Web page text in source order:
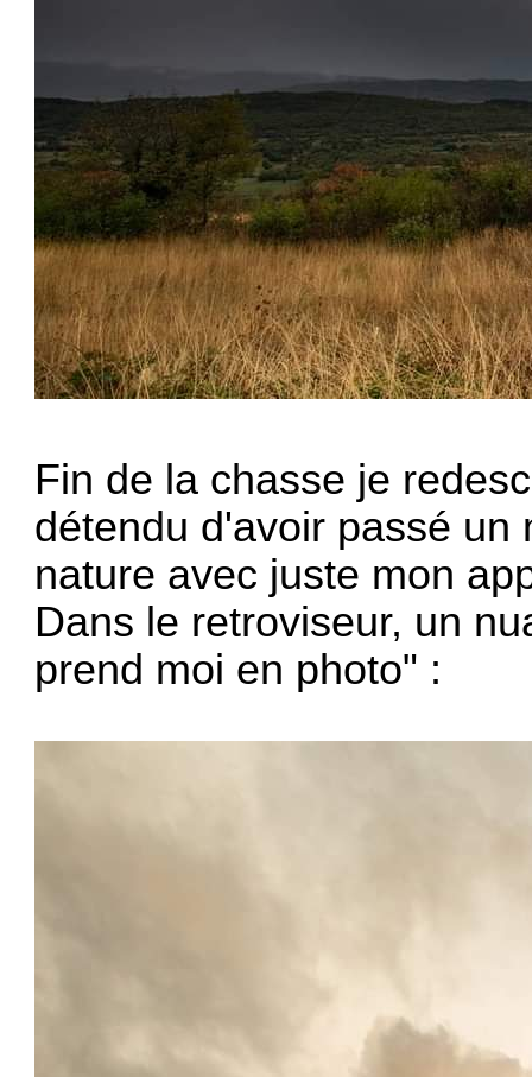
Fin de la chasse je
détendu d'avoir passé un
nature avec juste mon
Dans le retroviseur, un
prend moi en photo" :